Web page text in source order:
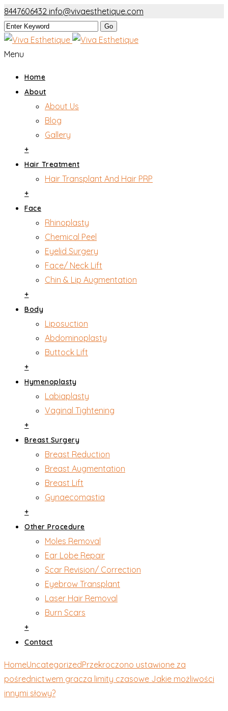
8447606432 info@vivaesthetique.com
Menu
Home
About
About Us
Blog
Gallery
+
Hair Treatment
Hair Transplant And Hair PRP
+
Face
Rhinoplasty
Chemical Peel
Eyelid Surgery
Face/ Neck Lift
Chin & Lip Augmentation
+
Body
Liposuction
Abdominoplasty
Buttock Lift
+
Hymenoplasty
Labiaplasty
Vaginal Tightening
+
Breast Surgery
Breast Reduction
Breast Augmentation
Breast Lift
Gynaecomastia
+
Other Procedure
Moles Removal
Ear Lobe Repair
Scar Revision/ Correction
Eyebrow Transplant
Laser Hair Removal
Burn Scars
+
Contact
HomeUncategorizedPrzekroczono ustawione za
pośrednictwem gracza limity czasowe Jakie możliwości
innymi słowy?